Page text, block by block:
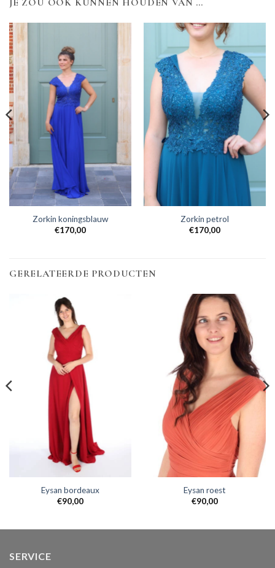
Zorkin koningsblauw
€170,00
Zorkin petrol
€170,00
GERELATEERDE PRODUCTEN
Eysan bordeaux
€90,00
Eysan roest
€90,00
SERVICE